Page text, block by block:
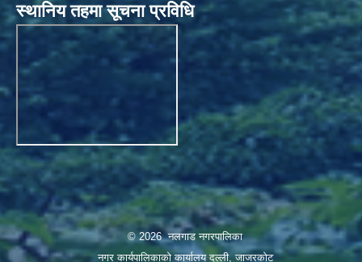
स्थानिय तहमा सूचना प्रविधि
© 2026 नलगाड नगरपालिका
नगर कार्यपालिकाको कार्यालय दल्ली, जाजरकाेट